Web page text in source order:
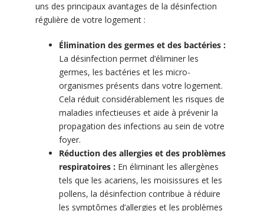
uns des principaux avantages de la désinfection
régulière de votre logement :
Élimination des germes et des bactéries :
La désinfection permet d’éliminer les
germes, les bactéries et les micro-
organismes présents dans votre logement.
Cela réduit considérablement les risques de
maladies infectieuses et aide à prévenir la
propagation des infections au sein de votre
foyer.
Réduction des allergies et des problèmes
respiratoires : En éliminant les allergènes
tels que les acariens, les moisissures et les
pollens, la désinfection contribue à réduire
les symptômes d’allergies et les problèmes